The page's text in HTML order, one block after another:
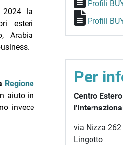
la
esteri
Arabia
Regione
aiuto in
invece
Profili
Profili
Per
Centro
via Nizza 262
Lingotto